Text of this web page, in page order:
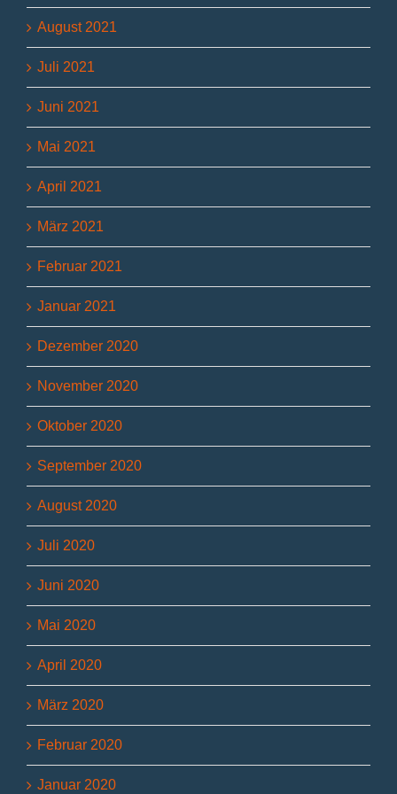
August 2021
Juli 2021
Juni 2021
Mai 2021
April 2021
März 2021
Februar 2021
Januar 2021
Dezember 2020
November 2020
Oktober 2020
September 2020
August 2020
Juli 2020
Juni 2020
Mai 2020
April 2020
März 2020
Februar 2020
Januar 2020